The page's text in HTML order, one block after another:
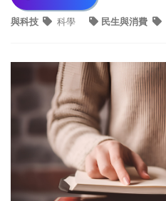
與科技 科學 民生與消費